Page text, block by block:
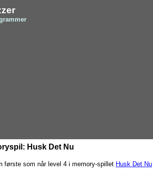
Husk Det Nu
første som når level 4 i memory-spillet Husk Det Nu